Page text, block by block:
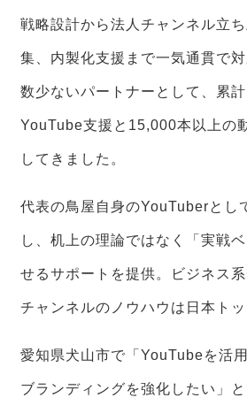
戦略設計から法人チャンネル立
集、内製化支援まで一気通貫で
数少ないパートナーとして、累
YouTube支援と15,000本以上の
してきました。
代表の鳥屋自身のYouTuberとし
し、机上の理論ではなく「実戦
せるサポートを提供。ビジネス
チャンネルのノウハウは日本トッ
愛知県犬山市で「YouTubeを活
ブランディングを強化したい」